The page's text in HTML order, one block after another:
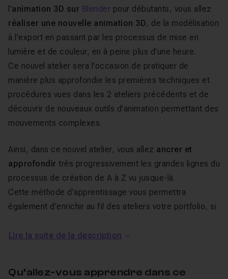
l'animation 3D sur Blender pour débutants, vous allez
réaliser une nouvelle animation 3D, de la modélisation
à l'export en passant par les processus de mise en
lumière et de couleur, en à peine plus d'une heure.
Ce nouvel atelier sera l'occasion de pratiquer de
manière plus approfondie les premières techniques et
procédures vues dans les 2 ateliers précédents et de
découvrir de nouveaux outils d'animation permettant des
mouvements complexes.
Ainsi, dans ce nouvel atelier, vous allez ancrer et
approfondir très progressivement les grandes lignes du
processus de création de A à Z vu jusque-là.
Cette méthode d'apprentissage vous permettra
également d'enrichir au fil des ateliers votre portfolio, si
De ce fait, je vous conseille, si vous ne l'avez pas
Lire la suite de la description
Qu’allez-vous apprendre dans ce